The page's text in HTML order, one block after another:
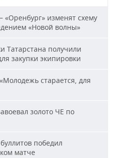
изменят схему
«Новой волны»
Татарстана получили
закупки экипировки
старается, для
золото ЧЕ по
победил
матче